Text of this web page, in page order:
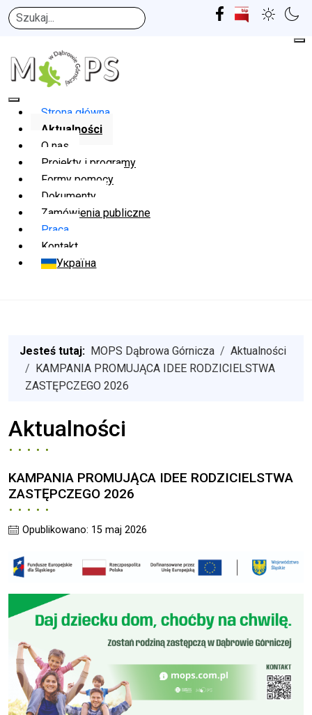
Szukaj
Strona główna
Aktualności
O nas
Projekty i programy
Formy pomocy
Dokumenty
Zamówienia publiczne
Praca
Kontakt
Україна
Jesteś tutaj: MOPS Dąbrowa Górnicza
Aktualności
KAMPANIA PROMUJĄCA IDEE RODZICIELSTWA
ZASTĘPCZEGO 2026
Aktualności
KAMPANIA PROMUJĄCA IDEE RODZICIELSTWA
ZASTĘPCZEGO 2026
Opublikowano: 15 maj 2026